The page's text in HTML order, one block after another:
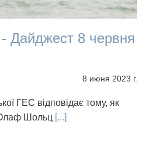
Дайджест 8 червня
8 июня 2023 г.
ГЕС відповідає тому, як
Олаф Шольц [...]